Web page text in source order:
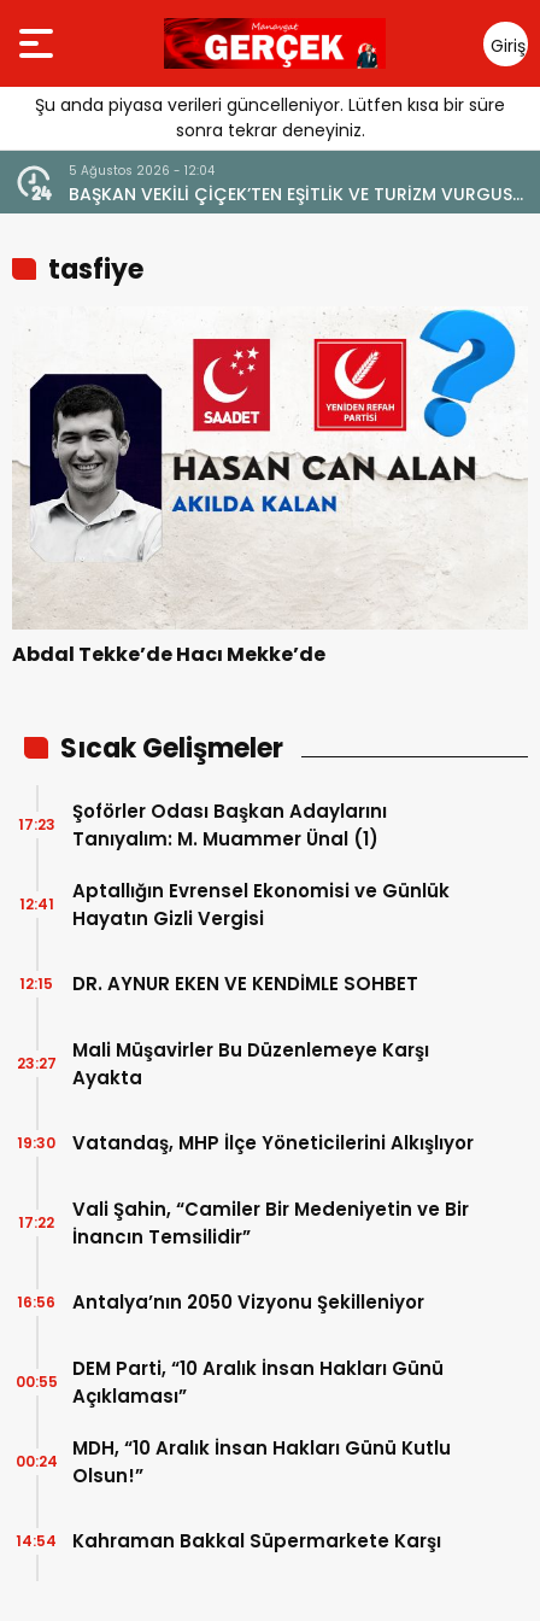
Giriş
Yap
Şu anda piyasa verileri güncelleniyor. Lütfen kısa bir süre
sonra tekrar deneyiniz.
5 Ağustos 2026 - 12:04
BAŞKAN VEKİLİ ÇİÇEK’TEN EŞİTLİK VE TURİZM VURGUSU:
“MANAVGAT’IN MARKA DEĞERİNE ZARAR VERİLMEMELİ”
tasfiye
Abdal Tekke’de Hacı Mekke’de
Sıcak Gelişmeler
Şoförler Odası Başkan Adaylarını
Tanıyalım: M. Muammer Ünal (1)
17:23
Aptallığın Evrensel Ekonomisi ve Günlük
Hayatın Gizli Vergisi
12:41
DR. AYNUR EKEN VE KENDİMLE SOHBET
12:15
Mali Müşavirler Bu Düzenlemeye Karşı
Ayakta
23:27
Vatandaş, MHP İlçe Yöneticilerini Alkışlıyor
19:30
Vali Şahin, “Camiler Bir Medeniyetin ve Bir
İnancın Temsilidir”
17:22
Antalya’nın 2050 Vizyonu Şekilleniyor
16:56
DEM Parti, “10 Aralık İnsan Hakları Günü
Açıklaması”
00:55
MDH, “10 Aralık İnsan Hakları Günü Kutlu
Olsun!”
00:24
Kahraman Bakkal Süpermarkete Karşı
14:54